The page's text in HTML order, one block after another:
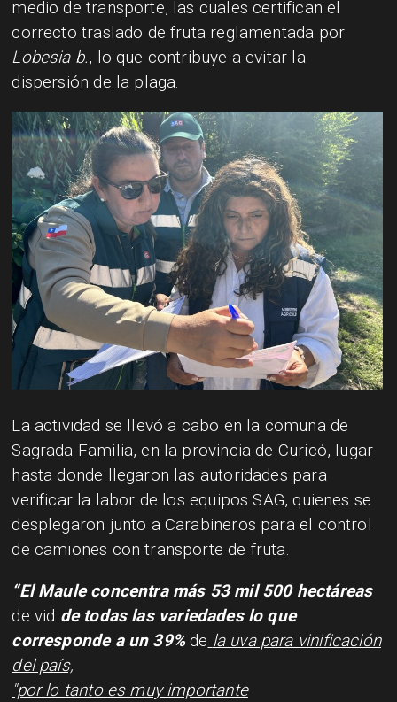
medio de transporte, las cuales certifican el
correcto traslado de fruta reglamentada por
Lobesia b., lo que contribuye a evitar la
dispersión de la plaga.
La actividad se llevó a cabo en la comuna de
Sagrada Familia, en la provincia de Curicó, lugar
hasta donde llegaron las autoridades para
verificar la labor de los equipos SAG, quienes se
desplegaron junto a Carabineros para el control
de camiones con transporte de fruta.
“El Maule concentra más 53 mil 500 hectáreas
de vid de todas las variedades lo que
corresponde a un 39%de la uva para vinificación
del país,
"por lo tanto es muy importante